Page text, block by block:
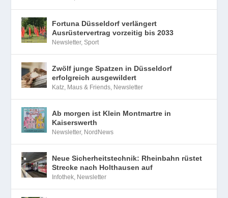
Fortuna Düsseldorf verlängert
Ausrüstervertrag vorzeitig bis 2033
Newsletter,Sport
Zwölf junge Spatzen in Düsseldorf
erfolgreich ausgewildert
Katz, Maus & Friends, Newsletter
Ab morgen ist Klein Montmartre in
Kaiserswerth
Newsletter, NordNews
Neue Sicherheitstechnik: Rheinbahn rüstet
Strecke nach Holthausen auf
Infothek, Newsletter